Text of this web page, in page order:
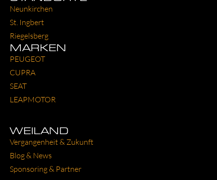
Neun­kir­chen
St. Ing­bert
Rie­gels­berg
MARKEN
PEU­GEOT
CUP­RA
SEAT
LEAP­MO­TOR
WEILAND
Ver­gan­gen­heit & Zukunft
Blog & News
Spon­so­ring & Part­ner